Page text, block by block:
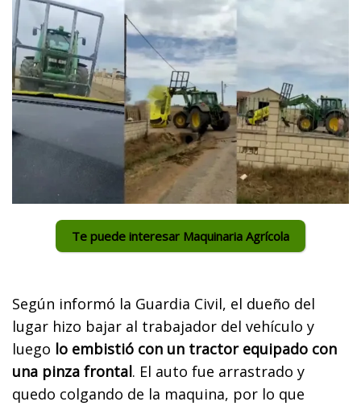
Te puede interesar Maquinaria Agrícola
Según informó la Guardia Civil, el dueño del
lugar hizo bajar al trabajador del vehículo y
luego lo embistió con un tractor equipado con
una pinza frontal. El auto fue arrastrado y
quedo colgando de la maquina, por lo que